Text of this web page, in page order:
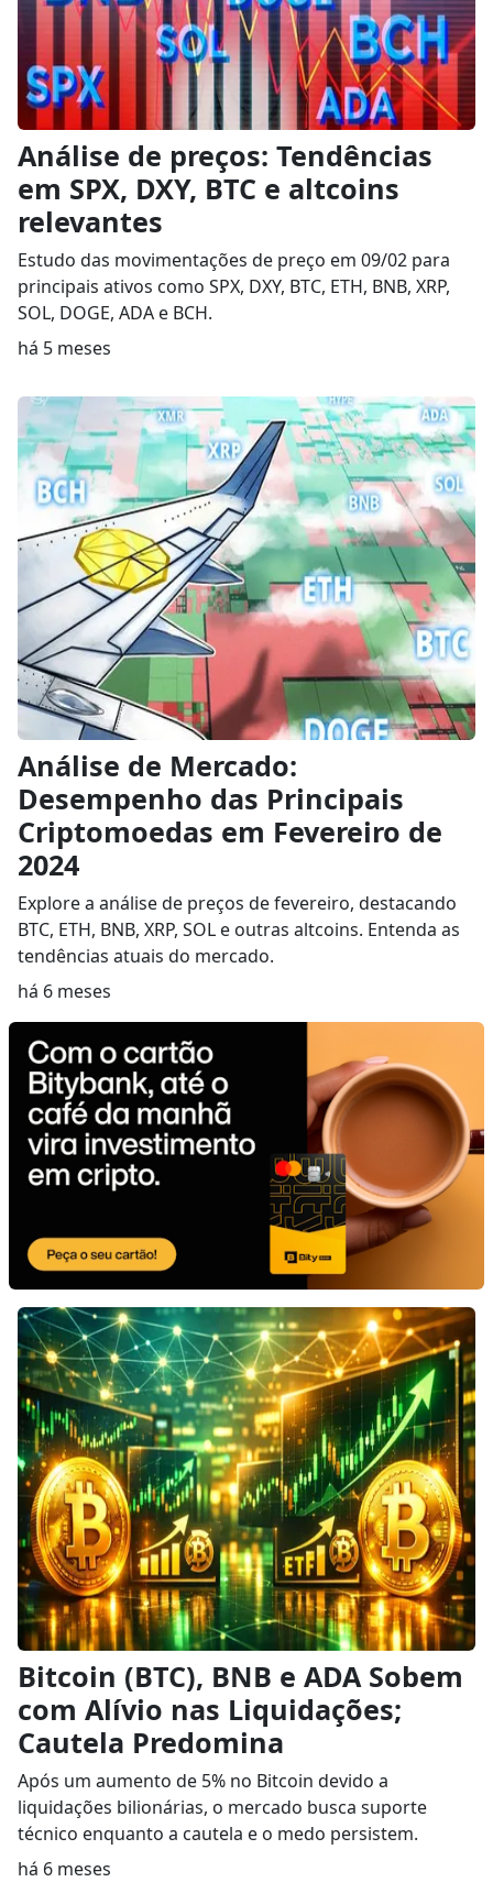
Análise de preços: Tendências
em SPX, DXY, BTC e altcoins
relevantes
Estudo das movimentações de preço em 09/02 para
principais ativos como SPX, DXY, BTC, ETH, BNB, XRP,
SOL, DOGE, ADA e BCH.
há 5 meses
Análise de Mercado:
Desempenho das Principais
Criptomoedas em Fevereiro de
2024
Explore a análise de preços de fevereiro, destacando
BTC, ETH, BNB, XRP, SOL e outras altcoins. Entenda as
tendências atuais do mercado.
há 6 meses
Bitcoin (BTC), BNB e ADA Sobem
com Alívio nas Liquidações;
Cautela Predomina
Após um aumento de 5% no Bitcoin devido a
liquidações bilionárias, o mercado busca suporte
técnico enquanto a cautela e o medo persistem.
há 6 meses